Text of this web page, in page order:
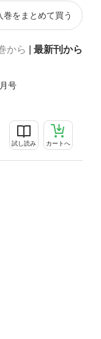
巻をまとめて買う
から 最新刊から
号
試し読み カートへ